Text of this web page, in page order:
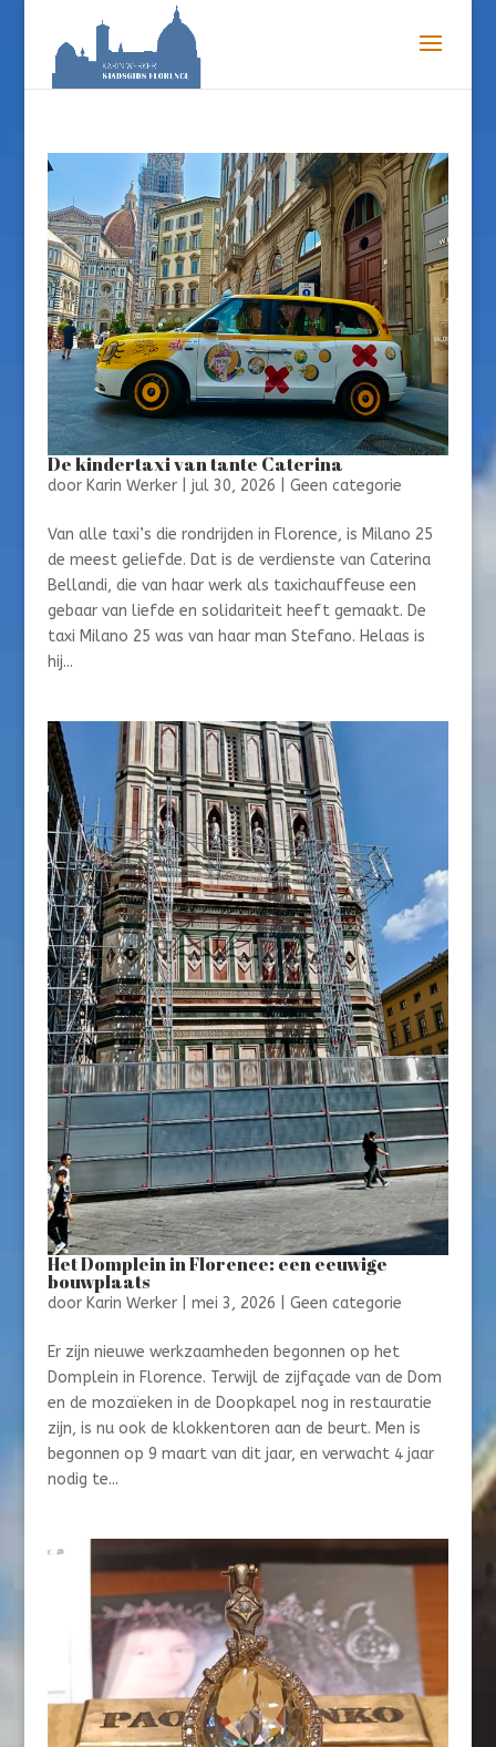
De kindertaxi van tante Caterina
door Karin Werker| jul 30, 2026 Geen categorie
Van alle taxi’s die rondrijden in Florence, is Milano 25
de meest geliefde. Dat is de verdienste van Caterina
Bellandi, die van haar werk als taxichauffeuse een
gebaar van liefde en solidariteit heeft gemaakt. De
taxi Milano 25 was van haar man Stefano. Helaas is
hij...
Het Domplein in Florence: een eeuwige
bouwplaats
door Karin Werker| mei 3, 2026 Geen categorie
Er zijn nieuwe werkzaamheden begonnen op het
Domplein in Florence. Terwijl de zijfaçade van de Dom
en de mozaïeken in de Doopkapel nog in restauratie
zijn, is nu ook de klokkentoren aan de beurt. Men is
begonnen op 9 maart van dit jaar, en verwacht 4 jaar
nodig te...